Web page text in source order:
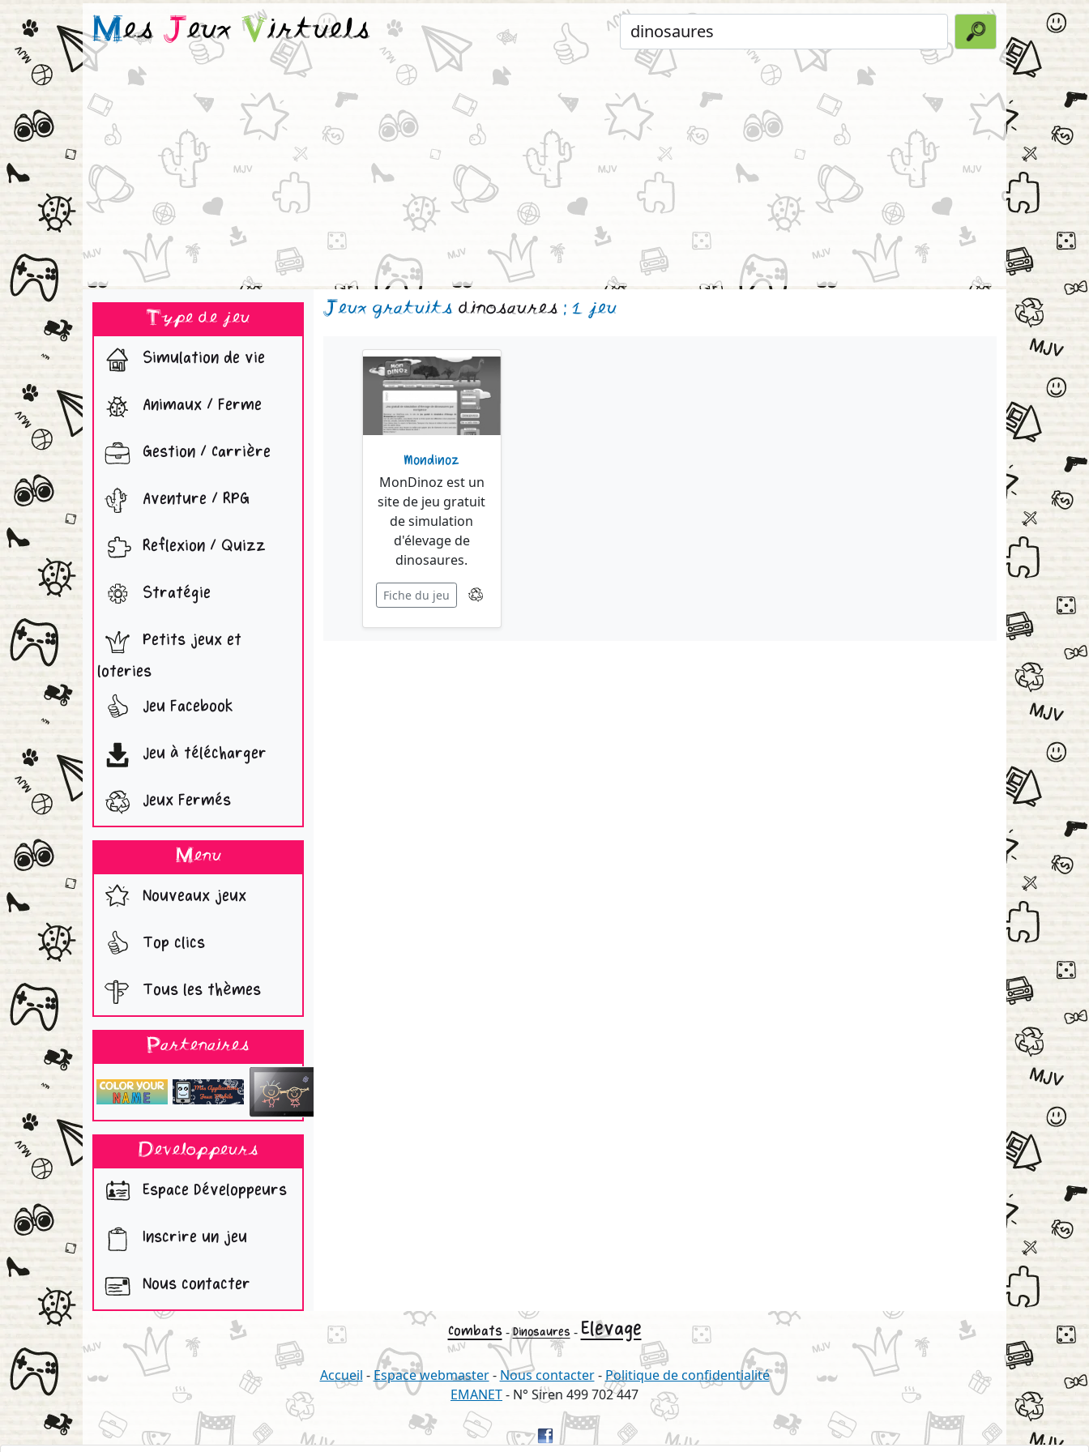
Mes Jeux Virtuels
Type de jeu
Simulation de vie
Animaux / Ferme
Gestion / Carrière
Aventure / RPG
Reflexion / Quizz
Stratégie
Petits jeux et
loteries
Jeu Facebook
Jeu à télécharger
Jeux Fermés
Menu
Nouveaux jeux
Top clics
Tous les thèmes
Partenaires
Developpeurs
Espace Développeurs
Inscrire un jeu
Nous contacter
Jeux gratuits dinosaures : 1 jeu
Mondinoz
MonDinoz est un
site de jeu gratuit
de simulation
d'élevage de
dinosaures.
Fiche du jeu
Combats-Dinosaures - Elevage
Accueil - Espace webmaster- Nous contacter- Politique de confidentialité
EMANET- N° Siren 499 702 447